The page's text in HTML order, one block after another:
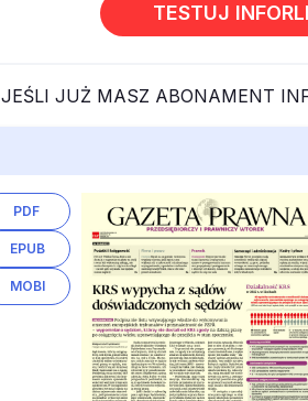
TESTUJ
JEŚLI JUŻ MASZ ABONAMENT
PDF
EPUB
MOBI